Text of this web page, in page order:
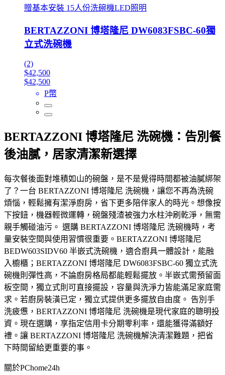
贈基本安裝 15人份洗碗機LED照明
BERTAZZONI 博塔隆尼 DW6083FSBC-60獨
立式洗碗機
(2)
$42,500
$42,500
P幣
BERTAZZONI 博塔隆尼 洗碗機：告別餐
後油膩，居家清潔新選擇
每次餐後面對堆積如山的碗盤，是不是覺得時間都被油膩綁架
了？一台 BERTAZZONI 博塔隆尼 洗碗機，讓您不再為洗碗
煩惱，輕鬆擁有潔淨廚房，省下更多陪伴家人的時光。想像按
下按鈕，機器輕微運轉，碗盤殘渣被強力水柱沖刷乾淨，無需
親手觸碰油污。 選購 BERTAZZONI 博塔隆尼 洗碗機時，考
量安裝空間與使用習慣很重要。BERTAZZONI 博塔隆尼
BEDW603SIDV60 半嵌式洗碗機，適合廚具一體設計，能融
入櫥櫃；BERTAZZONI 博塔隆尼 DW6083FSBC-60 獨立式洗
碗機則彈性高，不論廚房格局都能輕鬆擺放。半嵌式需預留面
板空間，獨立式則可直接擺設，容量與洗淨力皆能滿足家庭需
求。若廚房裝潢已定，獨立式提供更多擺放自由度。 告別手
洗疲憊，BERTAZZONI 博塔隆尼 洗碗機是現代家庭的聰明投
資。現在選購，享指定信用卡分期零利率，還能獲得滿額好
禮。讓 BERTAZZONI 博塔隆尼 洗碗機解決清潔難題，把省
下時間留給更重要的事。
關於PChome24h